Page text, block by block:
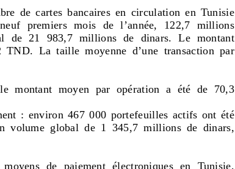
de cartes bancaires en circulation en Tunisie
premiers mois de l’année, 122,7 millions
de 21 983,7 millions de dinars. Le montant
TND. La taille moyenne d’une transaction par
montant moyen par opération a été de 70,3
: environ 467 000 portefeuilles actifs ont été
volume global de 1 345,7 millions de dinars,
de paiement électroniques en Tunisie,